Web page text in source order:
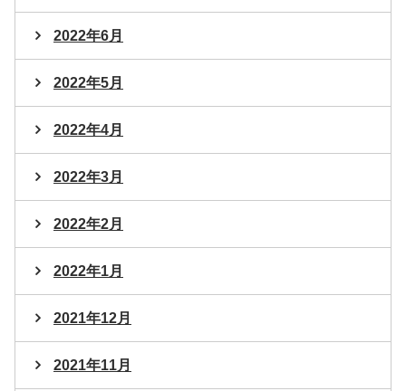
2022年6月
2022年5月
2022年4月
2022年3月
2022年2月
2022年1月
2021年12月
2021年11月